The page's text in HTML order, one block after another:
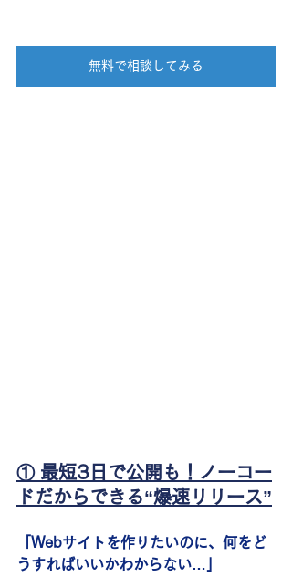
無料で相談してみる
① 最短3日で公開も！ノーコー
ドだからできる“爆速リリース”
「Webサイトを作りたいのに、何をど
うすればいいかわからない…」